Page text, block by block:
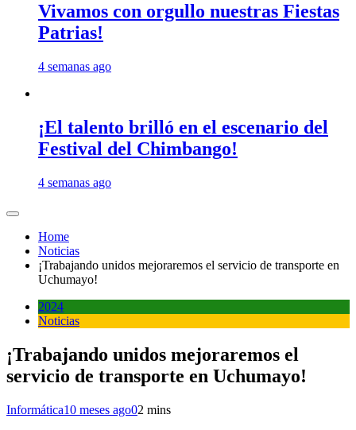
Vivamos con orgullo nuestras Fiestas
Patrias!
4 semanas ago
¡El talento brilló en el escenario del
Festival del Chimbango!
4 semanas ago
Home
Noticias
¡Trabajando unidos mejoraremos el servicio de transporte en
Uchumayo!
2024
Noticias
¡Trabajando unidos mejoraremos el
servicio de transporte en Uchumayo!
Informática10 meses ago02 mins